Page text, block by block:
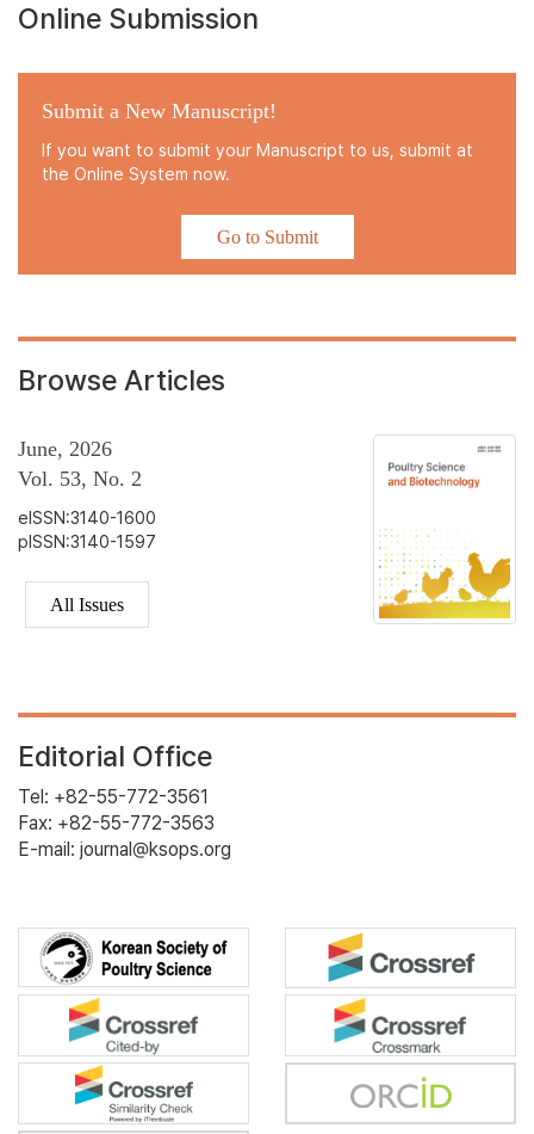
Online Submission
Submit a New Manuscript!
If you want to submit your Manuscript to us, submit at
the Online System now.
Go to Submit
Browse Articles
June, 2026
Vol. 53, No. 2
eISSN:3140-1600
pISSN:3140-1597
All Issues
Editorial Office
Tel: +82-55-772-3561
Fax: +82-55-772-3563
E-mail: journal@ksops.org